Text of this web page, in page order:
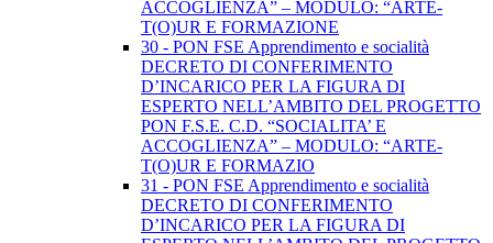
ACCOGLIENZA” – MODULO: “ARTE-
T(O)UR E FORMAZIONE
30 - PON FSE Apprendimento e socialità
DECRETO DI CONFERIMENTO
D’INCARICO PER LA FIGURA DI
ESPERTO NELL’AMBITO DEL PROGETTO
PON F.S.E. C.D. “SOCIALITA’ E
ACCOGLIENZA” – MODULO: “ARTE-
T(O)UR E FORMAZIO
31 - PON FSE Apprendimento e socialità
DECRETO DI CONFERIMENTO
D’INCARICO PER LA FIGURA DI